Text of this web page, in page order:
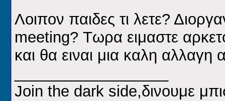
Λοιπον παιδες τι λετε?
meeting? Τωρα ειμαστε
και θα ειναι μια καλη αλλαγη
Join the dark side,δινουμε